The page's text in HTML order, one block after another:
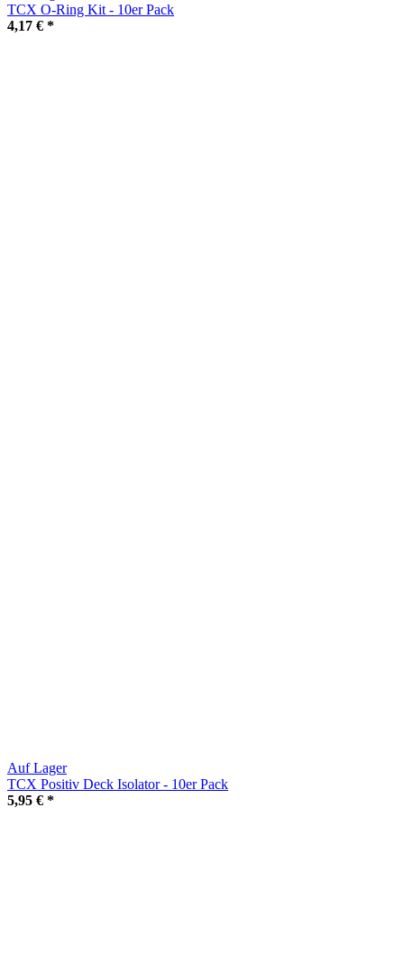
TCX O-Ring Kit - 10er Pack
4,17 € *
Auf Lager
TCX Positiv Deck Isolator - 10er Pack
5,95 € *